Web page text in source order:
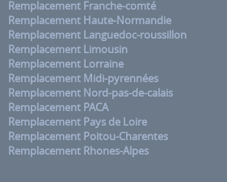
Remplacement Franche-comté
Remplacement Haute-Normandie
Remplacement Languedoc-roussillon
Remplacement Limousin
Remplacement Lorraine
Remplacement Midi-pyrennées
Remplacement Nord-pas-de-calais
Remplacement PACA
Remplacement Pays de Loire
Remplacement Poitou-Charentes
Remplacement Rhones-Alpes